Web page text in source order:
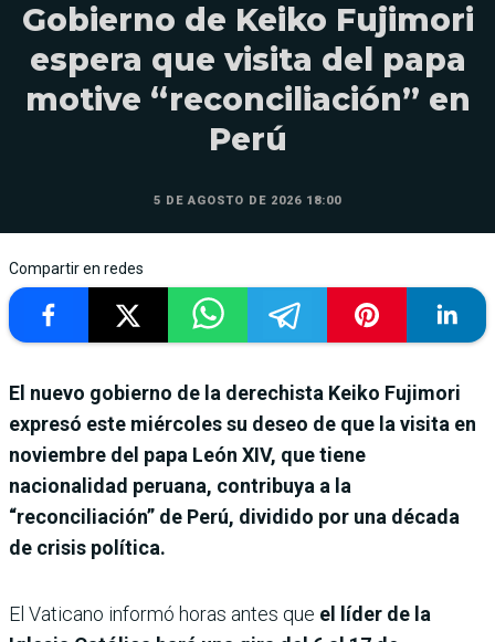
Gobierno de Keiko Fujimori
espera que visita del papa
motive “reconciliación” en
Perú
5 DE AGOSTO DE 2026 18:00
Compartir en redes
El nuevo gobierno de la derechista Keiko Fujimori
expresó este miércoles su deseo de que la visita en
noviembre del papa León XIV, que tiene
nacionalidad peruana, contribuya a la
“reconciliación” de Perú, dividido por una década
de crisis política.
El Vaticano informó horas antes que el líder de la